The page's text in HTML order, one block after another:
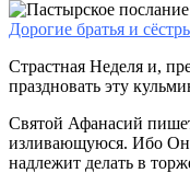
Дорогие братья и
Страстная Неделя и,
праздновать эту
Святой Афанасий
изливающуюся. Ибо Он
надлежит делать в